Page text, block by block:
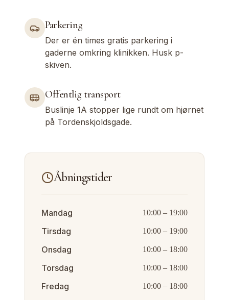
Parkering
Der er én times gratis parkering i
gaderne omkring klinikken. Husk p-
skiven.
Offentlig transport
Buslinje 1A stopper lige rundt om hjørnet
på Tordenskjoldsgade.
Åbningstider
Mandag 10:00 – 19:00
Tirsdag 10:00 – 19:00
Onsdag 10:00 – 18:00
Torsdag 10:00 – 18:00
Fredag 10:00 – 18:00